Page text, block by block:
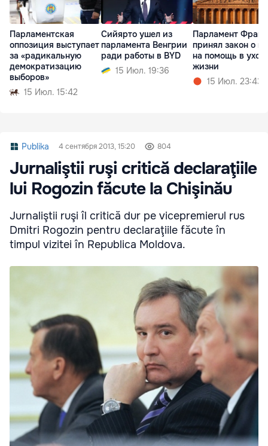
Парламентская
оппозиция выступает
за «радикальную
демократизацию
выборов»
15 Июл. 15:42
Сийярто ушел из
парламента Венгрии
ради работы в BYD
15 Июл. 19:36
Парламент
принял закон о
на помощь в
жизни
15 Июл. 23:43
Publika 4 сентября 2013, 15:20 804
Jurnaliştii ruşi critică declaraţiile
lui Rogozin făcute la Chişinău
Jurnaliştii ruşi îl critică dur pe vicepremierul rus
Dmitri Rogozin pentru declaraţiile făcute în
timpul vizitei în Republica Moldova.